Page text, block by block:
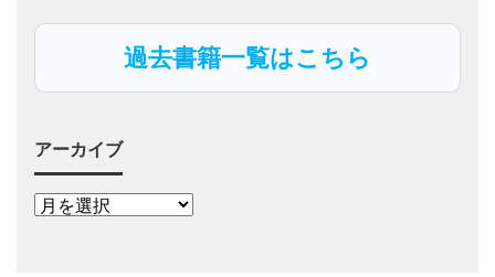
過去書籍一覧はこちら
アーカイブ